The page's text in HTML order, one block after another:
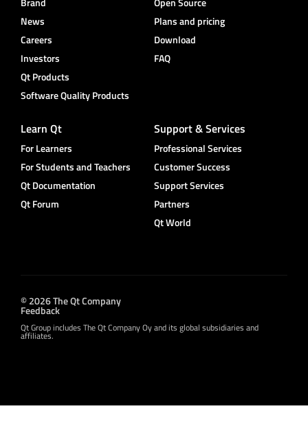
News
Careers
Investors
Qt Products
Software Quality Products
Plans and pricing
Download
FAQ
Learn Qt
For Learners
For Students and Teachers
Qt Documentation
Qt Forum
Support & Services
Professional Services
Customer Success
Support Services
Partners
Qt World
© 2026 The Qt Company
Feedback
Qt Group includes The Qt Company Oy and its global subsidiaries and
affiliates.